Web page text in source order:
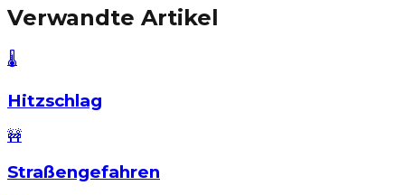
Verwandte Artikel
🌡️
Hitzschlag
🚧
Straßengefahren